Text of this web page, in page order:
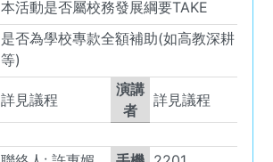
本活動是否屬校務發展綱要TAKE
是否為學校專款全額補助(如高教深耕
等)
詳見議程
演講
者
詳見議程